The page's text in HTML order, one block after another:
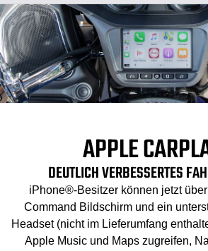
APPLE
DEUTLICH VERBESSERTES
iPhone®-Besitzer können jetzt
Command Bildschirm und ein
Headset (nicht im Lieferumfang
Apple Music und Maps zugreifen,